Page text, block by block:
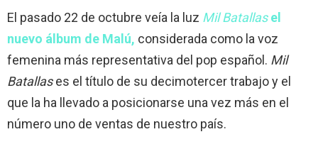
El pasado 22 de octubre veía la luz Mil Batallasel
nuevo álbum de Malú, considerada como la voz
femenina más representativa del pop español. Mil
Batallases el título de su decimotercer trabajo y el
que la ha llevado a posicionarse una vez más en el
número uno de ventas de nuestro país.